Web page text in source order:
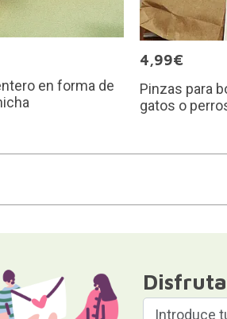
en forma de
4,99€
Pinzas para
gatos o